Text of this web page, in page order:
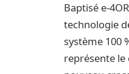
Baptisé e-
technologie
système 100
représente le